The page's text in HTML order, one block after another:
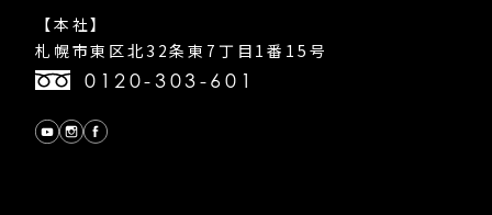
【本社】
札幌市東区北32条東7丁目1番15号
0120-303-601